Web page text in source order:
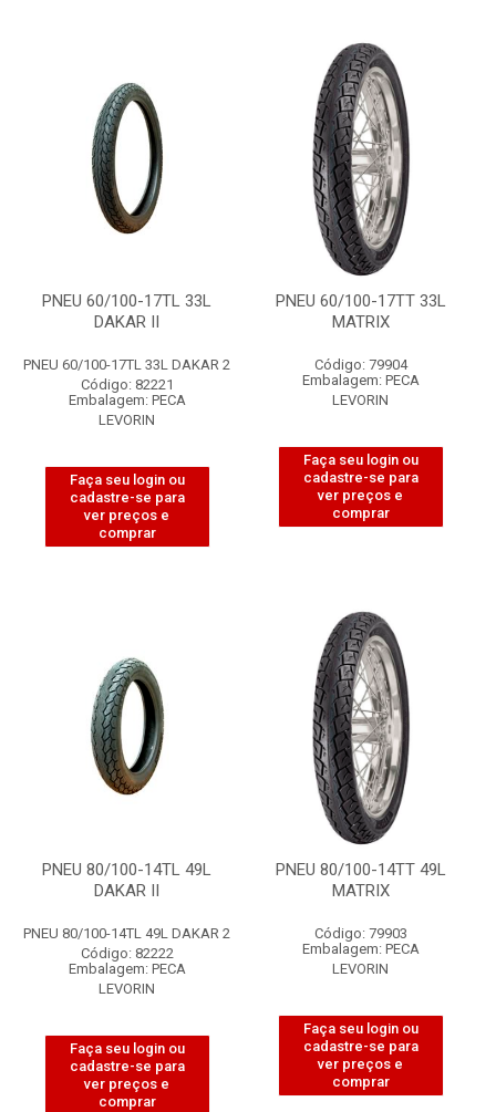
PNEU 60/100-17TL 33L
DAKAR II
PNEU 60/100-17TL 33L DAKAR 2
Código: 82221
Embalagem: PECA
LEVORIN
Faça seu login ou
cadastre-se para
ver preços e
comprar
PNEU 60/100-17TT 33L
MATRIX
Código: 79904
Embalagem: PECA
LEVORIN
Faça seu login ou
cadastre-se para
ver preços e
comprar
PNEU 80/100-14TL 49L
DAKAR II
PNEU 80/100-14TL 49L DAKAR 2
Código: 82222
Embalagem: PECA
LEVORIN
Faça seu login ou
cadastre-se para
ver preços e
comprar
PNEU 80/100-14TT 49L
MATRIX
Código: 79903
Embalagem: PECA
LEVORIN
Faça seu login ou
cadastre-se para
ver preços e
comprar